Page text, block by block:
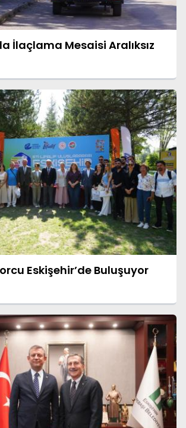
İlaçlama Mesaisi Aralıksız
Eskişehir’de Buluşuyor